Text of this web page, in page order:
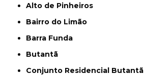
Alto de Pinheiros
Bairro do Limão
Barra Funda
Butantã
Conjunto Residencial Butantã